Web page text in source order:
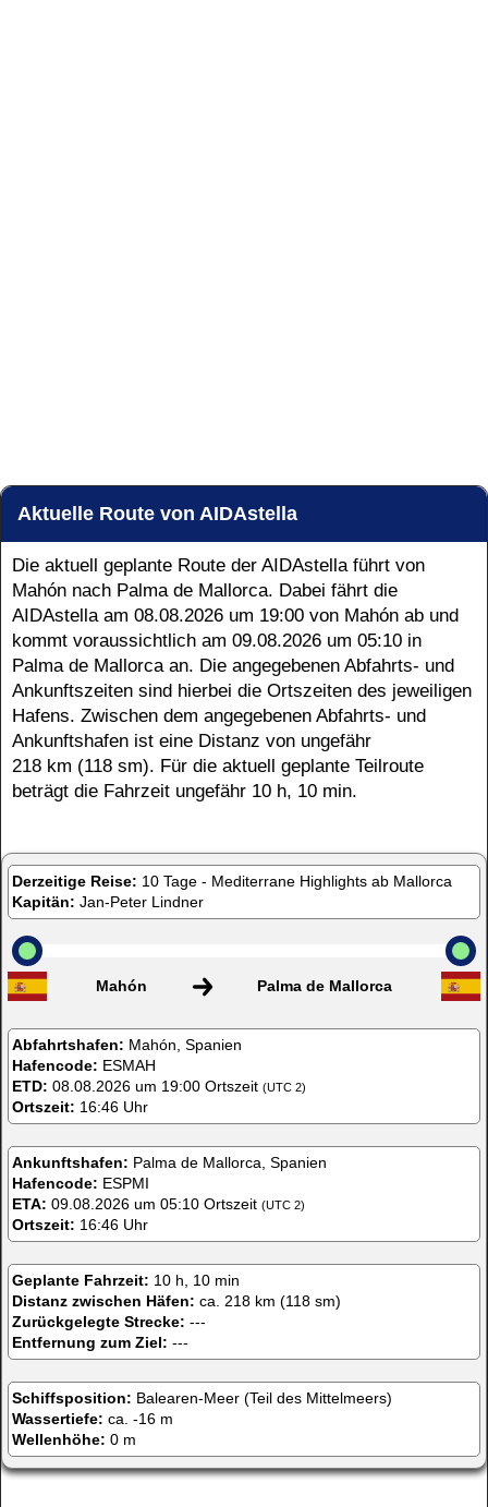
Aktuelle Route von AIDAstella
Die aktuell geplante Route der AIDAstella führt von
Mahón nach Palma de Mallorca. Dabei fährt die
AIDAstella am 08.08.2026 um 19:00 von Mahón ab und
kommt voraussichtlich am 09.08.2026 um 05:10 in
Palma de Mallorca an. Die angegebenen Abfahrts- und
Ankunftszeiten sind hierbei die Ortszeiten des jeweiligen
Hafens. Zwischen dem angegebenen Abfahrts- und
Ankunftshafen ist eine Distanz von ungefähr
218 km (118 sm). Für die aktuell geplante Teilroute
beträgt die Fahrzeit ungefähr 10 h, 10 min.
Derzeitige Reise: 10 Tage - Mediterrane Highlights ab Mallorca
Kapitän: Jan-Peter Lindner
Mahón Palma de Mallorca
Abfahrtshafen: Mahón, Spanien
Hafencode: ESMAH
ETD: 08.08.2026 um 19:00 Ortszeit (UTC 2)
Ortszeit: 16:46 Uhr
Ankunftshafen: Palma de Mallorca, Spanien
Hafencode: ESPMI
ETA: 09.08.2026 um 05:10 Ortszeit (UTC 2)
Ortszeit: 16:46 Uhr
Geplante Fahrzeit: 10 h, 10 min
Distanz zwischen Häfen: ca. 218 km (118 sm)
Zurückgelegte Strecke: ---
Entfernung zum Ziel: ---
Schiffsposition: Balearen-Meer (Teil des Mittelmeers)
Wassertiefe: ca. -16 m
Wellenhöhe: 0 m